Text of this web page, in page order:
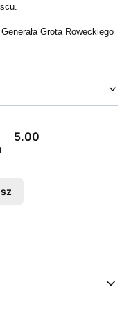
Grota Roweckiego
5.00